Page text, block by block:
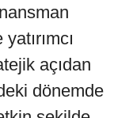
açıdan
dönemde